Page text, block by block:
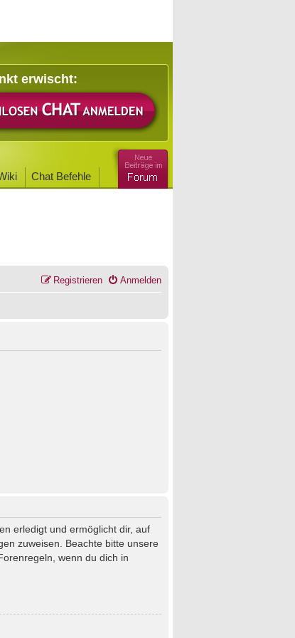
erwischt:
Chat Befehle
Anmelden
Registrieren
erledigt und ermöglicht dir, auf
zuweisen. Beachte bitte unsere
wenn du dich in